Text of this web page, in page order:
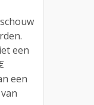
een
een